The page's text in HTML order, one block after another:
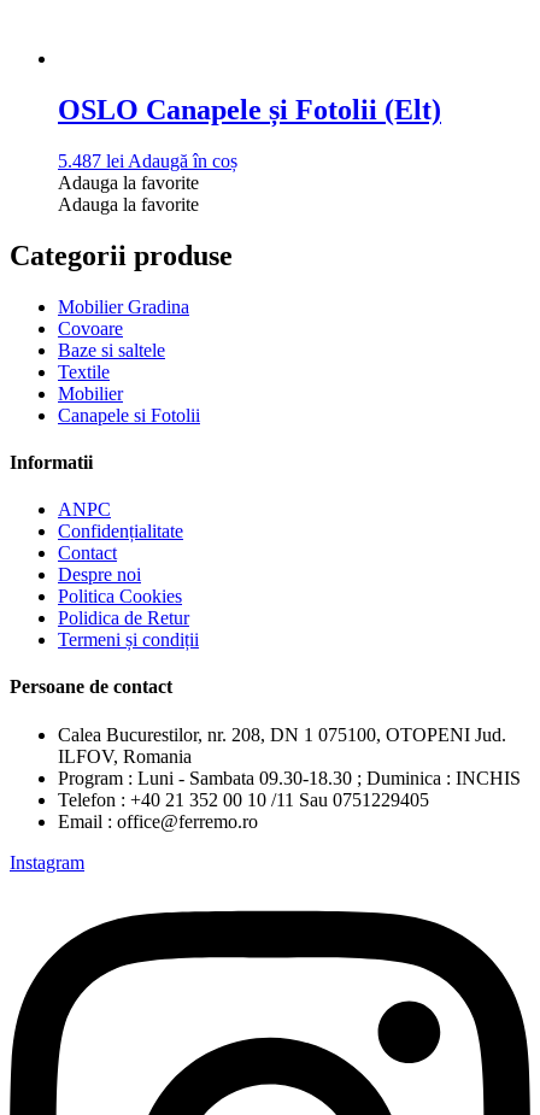
OSLO Canapele și Fotolii (Elt)
5.487 lei Adaugă în coș
Adauga la favorite
Adauga la favorite
Categorii produse
Mobilier Gradina
Covoare
Baze si saltele
Textile
Mobilier
Canapele si Fotolii
Informatii
ANPC
Confidențialitate
Contact
Despre noi
Politica Cookies
Polidica de Retur
Termeni și condiții
Persoane de contact
Calea Bucurestilor, nr. 208, DN 1 075100, OTOPENI Jud.
ILFOV, Romania
Program : Luni - Sambata 09.30-18.30 ; Duminica : INCHIS
Telefon : +40 21 352 00 10 /11 Sau 0751229405
Email : office@ferremo.ro
Instagram